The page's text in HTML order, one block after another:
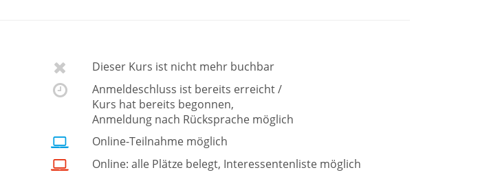
Dieser Kurs ist nicht mehr buchbar
Anmeldeschluss ist bereits erreicht /
Kurs hat bereits begonnen,
Anmeldung nach Rücksprache möglich
Online-Teilnahme möglich
Online: alle Plätze belegt, Interessentenliste möglich